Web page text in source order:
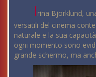
Irina Bjorklund,
versatili del cinema
naturale e la sua
ogni momento sono
grande schermo, ma